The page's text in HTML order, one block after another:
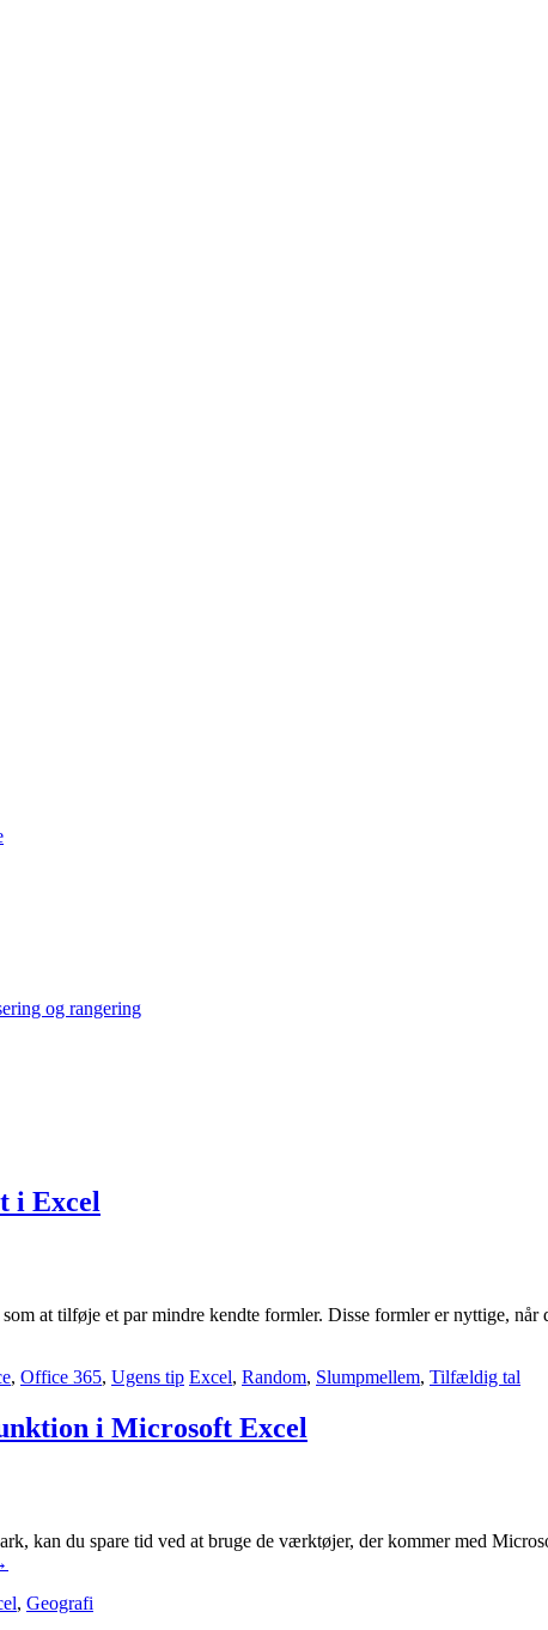
og rangering
i Excel
at tilføje et par mindre kendte formler. Disse formler er nyttige,
, Office 365, Ugens tip Excel, Random, Slumpmellem, Tilfældig tal
i Microsoft Excel
kan du spare tid ved at bruge de værktøjer, der kommer med
, Geografi